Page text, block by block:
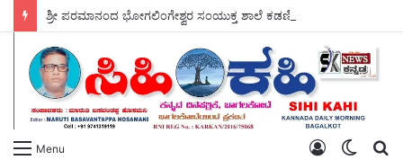
Menu
Switch
Log